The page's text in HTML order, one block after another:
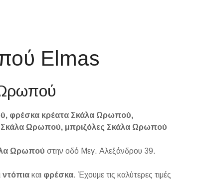
Elmas
φρέσκα κρέατα Σκάλα Ωρωπού,
Σκάλα Ωρωπού, μπριζόλες Σκάλα Ωρωπού
Ωρωπού στην οδό Μεγ. Αλεξάνδρου 39.
ντόπια και φρέσκα. Έχουμε τις καλύτερες τιμές